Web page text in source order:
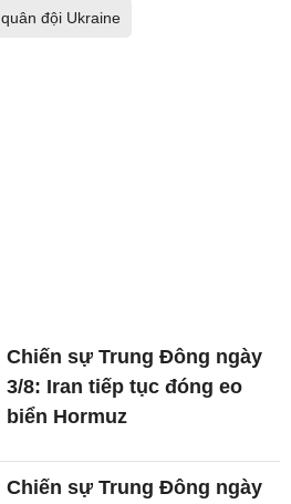
quân đội Ukraine
Chiến sự Trung Đông ngày
3/8: Iran tiếp tục đóng eo
biển Hormuz
Chiến sự Trung Đông ngày